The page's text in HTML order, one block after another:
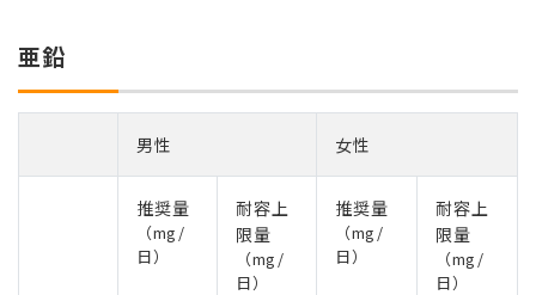
亜鉛
男性 女性
推奨量
（mg/
日）
耐容上
限量
（mg/
日）
推奨量
（mg/
日）
耐容上
限量
（mg/
日）